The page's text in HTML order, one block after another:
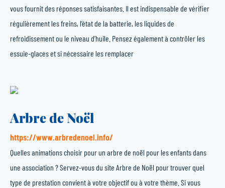
vous fournit des réponses satisfaisantes. Il est indispensable de vérifier
régulièrement les freins, l’état de la batterie, les liquides de
refroidissement ou le niveau d’huile. Pensez également à contrôler les
essuie-glaces et si nécessaire les remplacer
Arbre de Noël
https://www.arbredenoel.info/
Quelles animations choisir pour un arbre de noël pour les enfants dans
une association ? Servez-vous du site Arbre de Noël pour trouver quel
type de prestation convient à votre objectif ou à votre thème. Si vous